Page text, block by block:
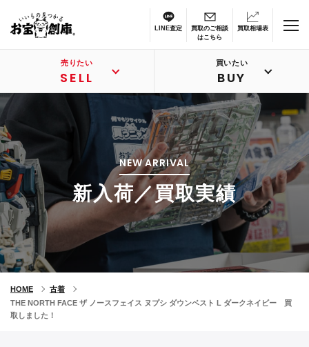
LINE査定
買取のご相談
はこちら
買取相場表
売りたい
SELL
買いたい
BUY
NEW ARRIVAL
新入荷／買取実績
HOME
古着
THE NORTH FACE ザ ノースフェイス ヌプシ ダウンベスト L ダークネイビー 買
取しました！